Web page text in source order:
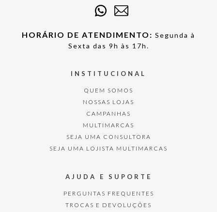
HORÁRIO DE ATENDIMENTO: Segunda à
Sexta das 9h às 17h.
INSTITUCIONAL
QUEM SOMOS
NOSSAS LOJAS
CAMPANHAS
MULTIMARCAS
SEJA UMA CONSULTORA
SEJA UMA LOJISTA MULTIMARCAS
AJUDA E SUPORTE
PERGUNTAS FREQUENTES
TROCAS E DEVOLUÇÕES